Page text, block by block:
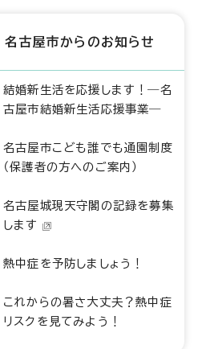
名古屋市からのお知らせ
結婚新生活を応援します！―名
古屋市結婚新生活応援事業―
名古屋市こども誰でも通園制度
（保護者の方へのご案内）
名古屋城現天守閣の記録を募集
します
熱中症を予防しましょう！
これからの暑さ大丈夫？熱中症
リスクを見てみよう！